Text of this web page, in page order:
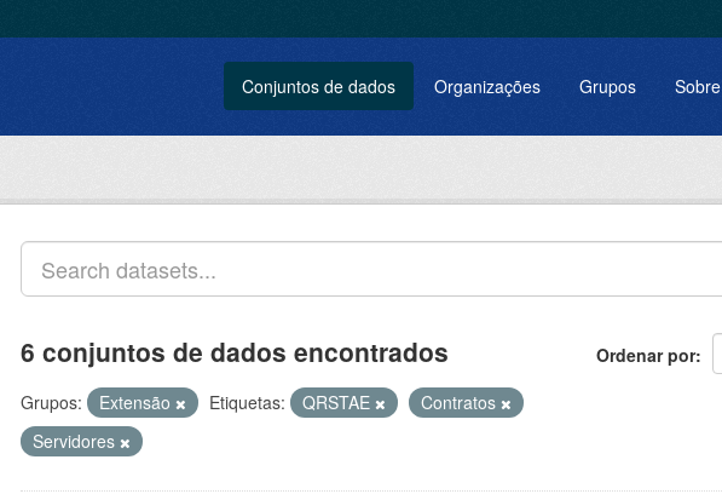
Conjuntos de dados Organizações Grupos Sobre
Ordenar por
6 conjuntos de dados encontrados
Grupos: Extensão Etiquetas: QRSTAE
Contratos
Servidores